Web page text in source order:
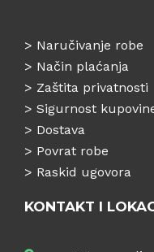
> Naručivanje robe
> Način plaćanja
> Zaštita privatnosti
> Sigurnost
> Dostava
> Povrat robe
> Raskid ugovora
KONTAKT I